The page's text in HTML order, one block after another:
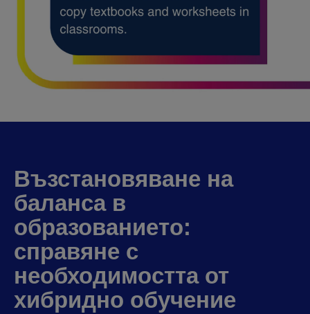
Възстановяване на
баланса в
образованието:
справяне с
необходимостта от
хибридно обучение